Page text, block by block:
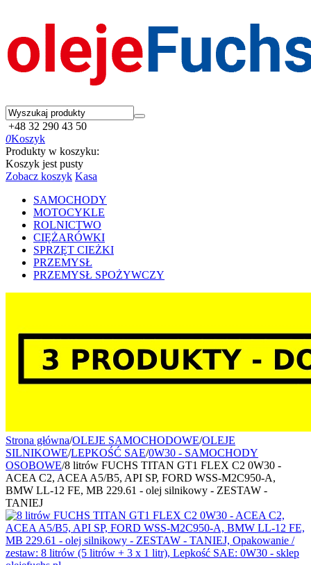
+48 32 290 43 50
0Koszyk
Produkty w koszyku:
Koszyk jest pusty
Zobacz koszyk Kasa
SAMOCHODY
MOTOCYKLE
ROLNICTWO
CIĘŻARÓWKI
SPRZĘT CIEŻKI
PRZEMYSŁ
PRZEMYSŁ SPOŻYWCZY
Strona główna/OLEJE SAMOCHODOWE/OLEJE
SILNIKOWE/LEPKOŚĆ SAE/0W30 - SAMOCHODY
OSOBOWE/8 litrów FUCHS TITAN GT1 FLEX C2 0W30 -
ACEA C2, ACEA A5/B5, API SP, FORD WSS-M2C950-A,
BMW LL-12 FE, MB 229.61 - olej silnikowy - ZESTAW -
TANIEJ